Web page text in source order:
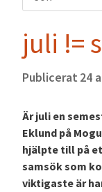
juli !=
Publicerat 24
Är juli en
Eklund på
hjälpte till på
samsök som
viktigaste är